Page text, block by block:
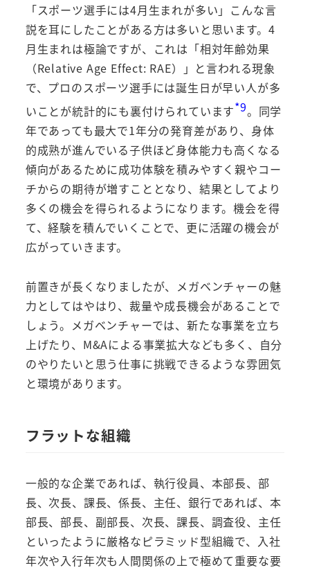
「スポーツ選手には4月生まれが多い」こんな言
説を耳にしたことがある方は多いと思います。4
月生まれは極論ですが、これは「相対年齢効果
（Relative Age Effect: RAE）」と言われる現象
で、プロのスポーツ選手には誕生日が早い人が多
いことが統計的にも裏付けられています*9。同学
年であっても最大で1年分の発育差があり、身体
的成熟が進んでいる子供ほど身体能力も高くなる
傾向があるために成功体験を積みやすく親やコー
チからの期待が増すこととなり、結果としてより
多くの機会を得られるようになります。機会を得
て、経験を積んでいくことで、更に活躍の機会が
広がっていきます。
前置きが長くなりましたが、メガベンチャーの魅
力としてはやはり、裁量や成長機会があることで
しょう。メガベンチャーでは、新たな事業を立ち
上げたり、M&Aによる事業拡大なども多く、自分
のやりたいと思う仕事に挑戦できるような雰囲気
と環境があります。
フラットな組織
一般的な企業であれば、執行役員、本部長、部
長、次長、課長、係長、主任、銀行であれば、本
部長、部長、副部長、次長、課長、調査役、主任
といったように厳格なピラミッド型組織で、入社
年次や入行年次も人間関係の上で極めて重要な要